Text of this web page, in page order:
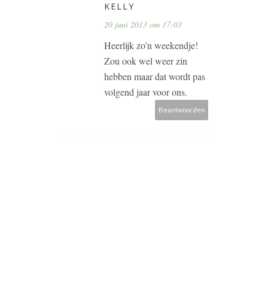
KELLY
20 juni 2013 om 17:03
Heerlijk zo'n weekendje!
Zou ook wel weer zin
hebben maar dat wordt pas
volgend jaar voor ons.
Beantwoorden